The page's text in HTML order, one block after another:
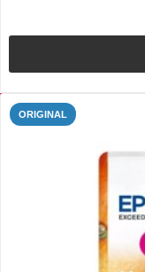
ORIGINAL